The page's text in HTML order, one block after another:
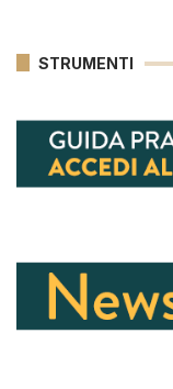
STRUMENTI